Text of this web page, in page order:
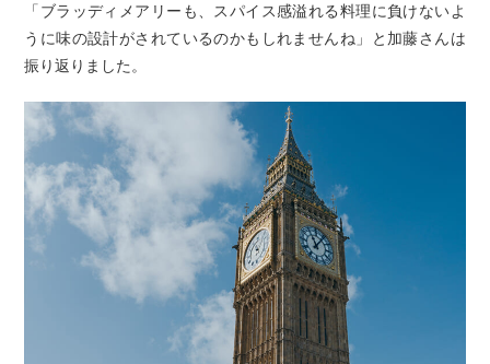
「ブラッディメアリーも、スパイス感溢れる料理に負けないよ
うに味の設計がされているのかもしれませんね」と加藤さんは
振り返りました。